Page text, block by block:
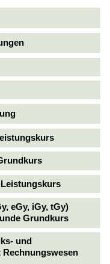
eGy, iGy, tGy)
Grundkurs
und